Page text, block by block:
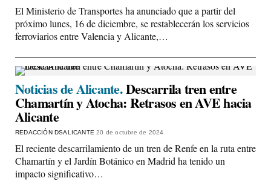
El Ministerio de Transportes ha anunciado que a partir del
próximo lunes, 16 de diciembre, se restablecerán los servicios
ferroviarios entre Valencia y Alicante,…
Noticias de Alicante.Descarrila tren entre
Chamartín y Atocha: Retrasos en AVE hacia
Alicante
REDACCIÓN DSALICANTE20 de octubre de 2024
El reciente descarrilamiento de un tren de Renfe en la ruta entre
Chamartín y el Jardín Botánico en Madrid ha tenido un
impacto significativo…